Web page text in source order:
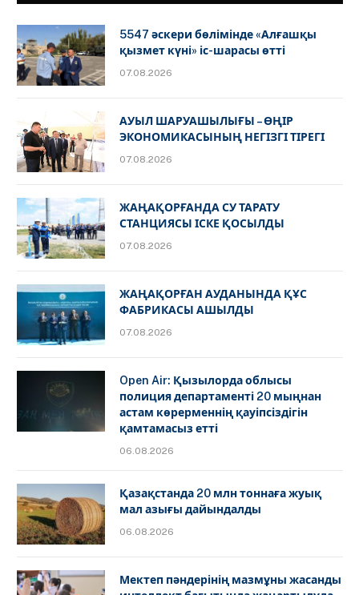
5547 әскери бөлімінде «Алғашқы
қызмет күні» іс-шарасы өтті
07.08.2026
АУЫЛ ШАРУАШЫЛЫҒЫ – ӨҢІР
ЭКОНОМИКАСЫНЫҢ НЕГІЗГІ ТІРЕГІ
07.08.2026
ЖАҢАҚОРҒАНДА СУ ТАРАТУ
СТАНЦИЯСЫ ІСКЕ ҚОСЫЛДЫ
07.08.2026
ЖАҢАҚОРҒАН АУДАНЫНДА ҚҰС
ФАБРИКАСЫ АШЫЛДЫ
07.08.2026
Open Air: Қызылорда облысы
полиция департаменті 20 мыңнан
астам көрерменнің қауіпсіздігін
қамтамасыз етті
06.08.2026
Қазақстанда 20 млн тоннаға жуық
мал азығы дайындалды
06.08.2026
Мектеп пәндерінің мазмұны жасанды